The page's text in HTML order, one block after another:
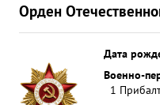
Орден
Дата
Военно-
1